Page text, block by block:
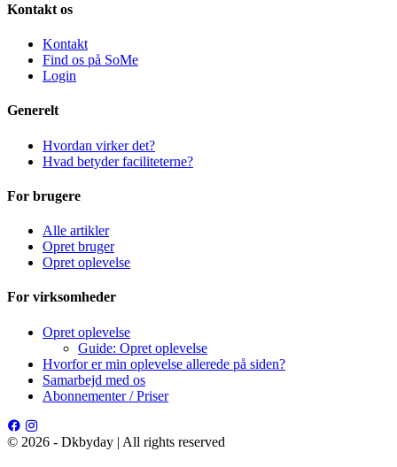
Kontakt os
Kontakt
Find os på SoMe
Login
Generelt
Hvordan virker det?
Hvad betyder faciliteterne?
For brugere
Alle artikler
Opret bruger
Opret oplevelse
For virksomheder
Opret oplevelse
Guide: Opret oplevelse
Hvorfor er min oplevelse allerede på siden?
Samarbejd med os
Abonnementer / Priser
© 2026 - Dkbyday | All rights reserved